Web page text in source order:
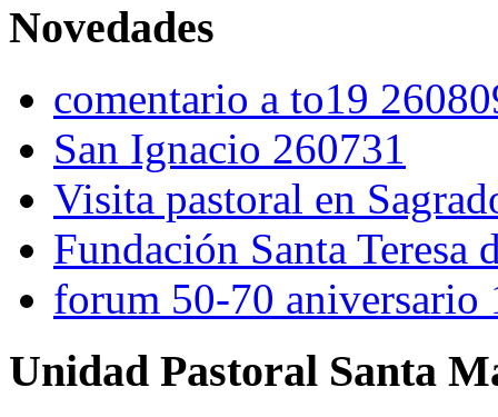
Novedades
comentario a to19
San Ignacio 260731
Visita pastoral en
Fundación Santa Teresa
forum 50-70 aniversario
Unidad Pastoral Santa